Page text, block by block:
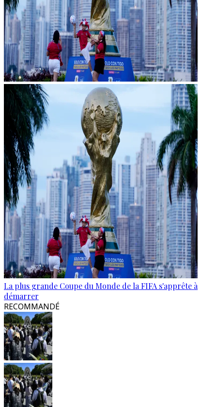
La plus grande Coupe du Monde de la FIFA s'apprête à
démarrer
RECOMMANDÉ